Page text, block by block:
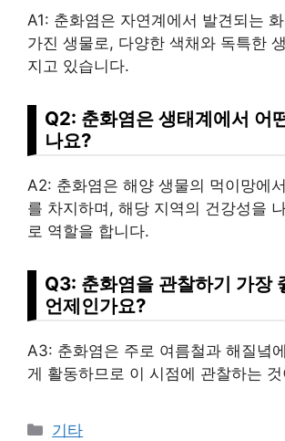
A1: 춘화염은 자연계에서 발견되는
가진 생물로, 다양한 색채와 독특한
지고 있습니다.
Q2: 춘화염은 생태계에서 어
나요?
A2: 춘화염은 해양 생물의 먹이망에
를 차지하며, 해당 지역의 건강성을
로 역할을 합니다.
Q3: 춘화염을 관찰하기 가장
언제인가요?
A3: 춘화염은 주로 여름철과 해질녘
게 활동하므로 이 시점에 관찰하는
Categories
기타